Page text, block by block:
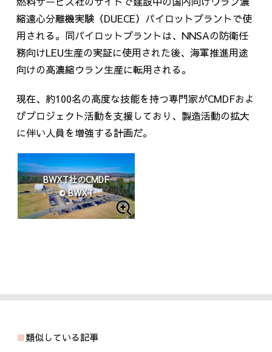
縮遠心分離機実験（DUECE）パイロットプラントで使
用される。同パイロットプラントは、 NNSAの防衛任
務向けLEU生産の実証に使用された後、海軍推進用途
向けの高濃縮ウラン生産に転用される。
現在、約100名の高度な技能を持つ専門家がCMDFおよ
びプロジェクト活動を支援しており、製造活動の拡大
に伴い人員を増強する計画だ。
BWXT社のCMDF
© BWXT
類似している記事